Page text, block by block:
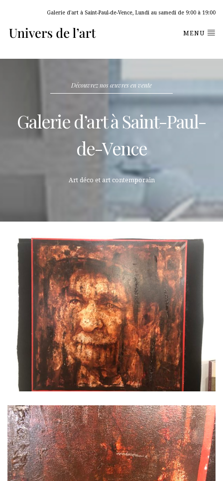
Galerie d'art à Saint-Paul-de-Vence, Lundi au samedi de 9:00 à 19:00
MENU
Découvrez nos œuvres en vente
Galerie d’art à Saint-Paul-
de-Vence
Art déco et art contemporain